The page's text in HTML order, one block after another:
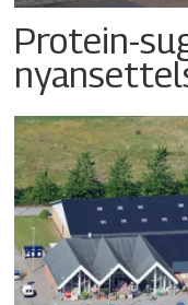
Protein-